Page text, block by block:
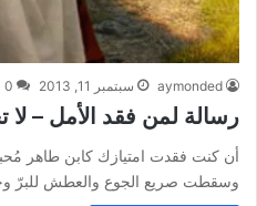
aymonded سبتمبر 11, 2013 0
رسالة لمن فقد الأمل – لا
أن كنت فقدت امتيازك كابن طاهر
وسقطت صريع الجوع والعطش للبرّ